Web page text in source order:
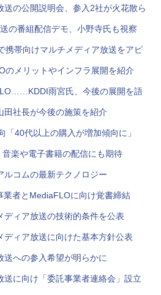
の公開説明会、参入2社が火花散ら
の番組配信デモ、小野寺氏も視察
携帯向けマルチメディア放送をアピ
のメリットやインフラ展開を紹介
雨宮氏、今後の展開を語
田社長が今後の施策を紹介
「40代以上の購入が増加傾向に」
楽や電子書籍の配信にも期待
ルコムの最新テクノロジー
者とMediaFLOに向け覚書締結
ディア放送の技術的条件を公表
ディア放送に向けた基本方針公表
送への参入希望が明らかに
送に向け「委託事業者連絡会」設立